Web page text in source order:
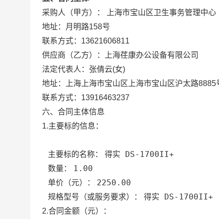
采购人（甲方）： 上海市宝山区卫生事务管理中心
地址：
月明路158号
联系方式： 13621606811
供应商（乙方）：
上海荏康办公设备有限公司
法定代表人： 张倩云(女)
地址：
上海上海市宝山区上海市宝山区沪太路8885
联系方式： 13916463237
六、合同主体信息
1.主要标的信息：
主要标的名称： 得实 DS-1700II+
数量： 1.00
单价（元）： 2250.00
规格型号（或服务要求）： 得实 DS-1700II+
2.合同金额（元）：